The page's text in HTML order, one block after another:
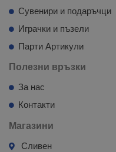
Сувенири и подаръчци
Играчки и пъзели
Парти Артикули
Полезни връзки
За нас
Контакти
Магазини
Сливен